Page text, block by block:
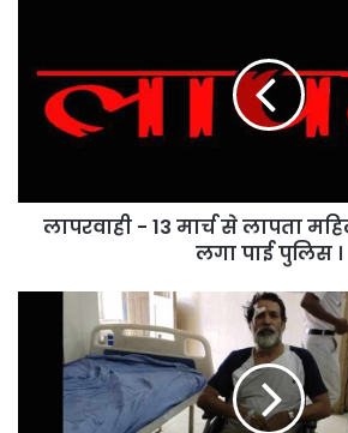
मार्च
लापता
सुराग
लापरवाही - 13 मार्च से लापता
लगा पाई पुलिस ।